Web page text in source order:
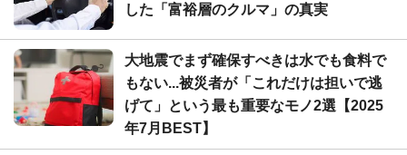
した「富裕層のクルマ」の真実
大地震でまず確保すべきは水でも食料で
もない...被災者が「これだけは担いで逃
げて」という最も重要なモノ2選【2025
年7月BEST】